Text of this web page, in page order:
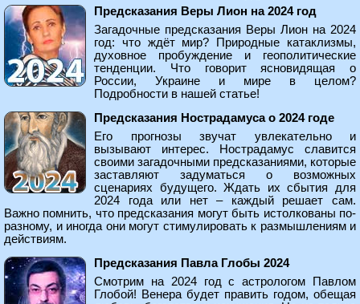
Предсказания Веры Лион на 2024 год
Загадочные предсказания Веры Лион на 2024
год: что ждёт мир? Природные катаклизмы,
духовное пробуждение и геополитические
тенденции. Что говорит ясновидящая о
России, Украине и мире в целом?
Подробности в нашей статье!
Предсказания Нострадамуса о 2024 годе
Его прогнозы звучат увлекательно и
вызывают интерес. Нострадамус славится
своими загадочными предсказаниями, которые
заставляют задуматься о возможных
сценариях будущего. Ждать их сбытия для
2024 года или нет – каждый решает сам.
Важно помнить, что предсказания могут быть истолкованы по-
разному, и иногда они могут стимулировать к размышлениям и
действиям.
Предсказания Павла Глобы 2024
Смотрим на 2024 год с астрологом Павлом
Глобой! Венера будет править годом, обещая